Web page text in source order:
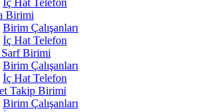
Birimi
Birim Çalışanları
İç Hat Telefon
Sarf Birimi
Birim Çalışanları
İç Hat Telefon
Takip Birimi
Birim Çalışanları